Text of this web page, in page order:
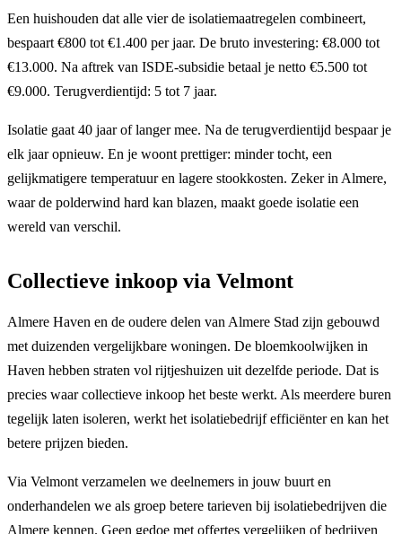
Een huishouden dat alle vier de isolatiemaatregelen combineert,
bespaart €800 tot €1.400 per jaar. De bruto investering: €8.000 tot
€13.000. Na aftrek van ISDE-subsidie betaal je netto €5.500 tot
€9.000. Terugverdientijd: 5 tot 7 jaar.
Isolatie gaat 40 jaar of langer mee. Na de terugverdientijd bespaar je
elk jaar opnieuw. En je woont prettiger: minder tocht, een
gelijkmatigere temperatuur en lagere stookkosten. Zeker in Almere,
waar de polderwind hard kan blazen, maakt goede isolatie een
wereld van verschil.
Collectieve inkoop via Velmont
Almere Haven en de oudere delen van Almere Stad zijn gebouwd
met duizenden vergelijkbare woningen. De bloemkoolwijken in
Haven hebben straten vol rijtjeshuizen uit dezelfde periode. Dat is
precies waar collectieve inkoop het beste werkt. Als meerdere buren
tegelijk laten isoleren, werkt het isolatiebedrijf efficiënter en kan het
betere prijzen bieden.
Via Velmont verzamelen we deelnemers in jouw buurt en
onderhandelen we als groep betere tarieven bij isolatiebedrijven die
Almere kennen. Geen gedoe met offertes vergelijken of bedrijven